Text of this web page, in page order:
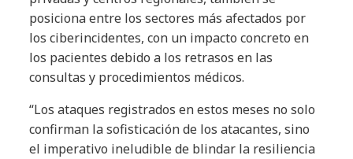
posiciona entre los sectores más afectados por
los ciberincidentes, con un impacto concreto en
los pacientes debido a los retrasos en las
consultas y procedimientos médicos.
“Los ataques registrados en estos meses no solo
confirman la sofisticación de los atacantes, sino
el imperativo ineludible de blindar la resiliencia